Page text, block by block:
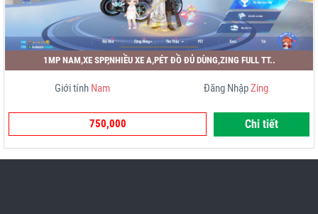
1MP NAM,XE SPP,NHIỀU XE A,PÉT ĐỒ ĐỦ DÙNG,ZING FULL TT..
Giới tính Nam Đăng NhậpZing
750,000 Chi tiết